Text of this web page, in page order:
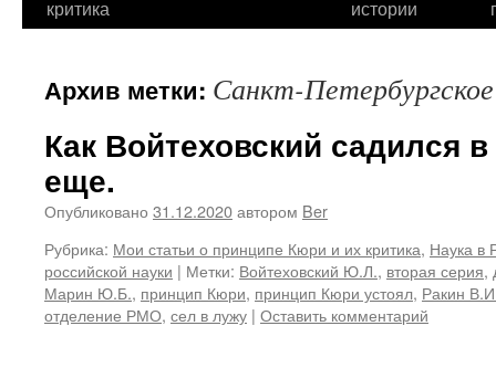
критика
истории
Архив метки: Санкт-
Как Войтеховский садился
еще.
Опубликовано 31.12.2020автором Ber
Рубрика: Мои статьи о принципе Кюри и их критика, Наука в
российской науки | Метки: Войтеховский Ю.Л., вторая серия,
Марин Ю.Б., принцип Кюри, принцип Кюри устоял, Ракин
отделение РМО, сел в лужу | Оставить комментарий